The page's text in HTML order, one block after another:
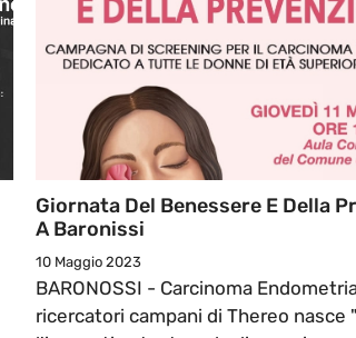
Giornata Del Benessere E Della
A Baronissi
10 Maggio 2023
BARONOSSI - Carcinoma
ricercatori campani di Thereo nasce